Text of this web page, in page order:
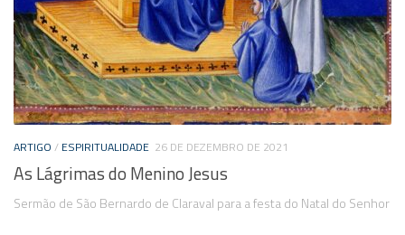
ARTIGO / ESPIRITUALIDADE 26 DE DEZEMBRO DE 2021
As Lágrimas do Menino Jesus
Sermão de São Bernardo de Claraval para a festa do Natal do Senhor